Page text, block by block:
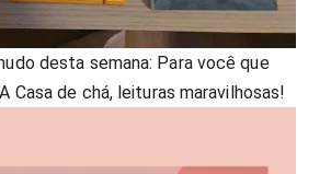
desta semana: Para você que
Casa de chá, leituras maravilhosas!